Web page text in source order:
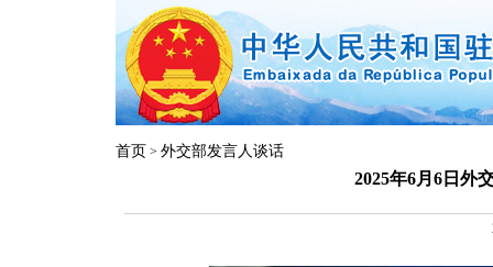
首页 > 外交部发言人谈话
2025年6月6日外